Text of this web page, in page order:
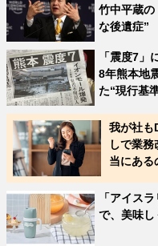
竹中平蔵の
な後遺症”
「震度7」
8年熊本地
た“現行基
我が社も
しで業
当にある
「アイス
で、美味し